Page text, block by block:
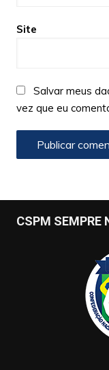
Site
Salvar meus
vez que eu
CSPM SEMPRE